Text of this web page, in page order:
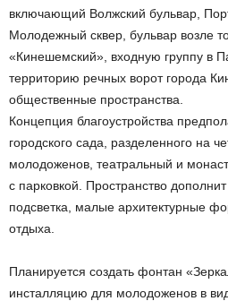
включающий Волжский бульвар,
Молодежный сквер, бульвар возле
«Кинешемский», входную группу в
территорию речных ворот города
общественные пространства.
Концепция благоустройства
городского сада, разделенного на
молодоженов, театральный и
с парковкой. Пространство
подсветка, малые архитектурные
отдыха.
Планируется создать фонтан
инсталляцию для молодоженов в